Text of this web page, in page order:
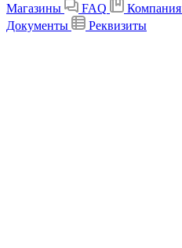
Магазины
FAQ Компания
Документы
Реквизиты